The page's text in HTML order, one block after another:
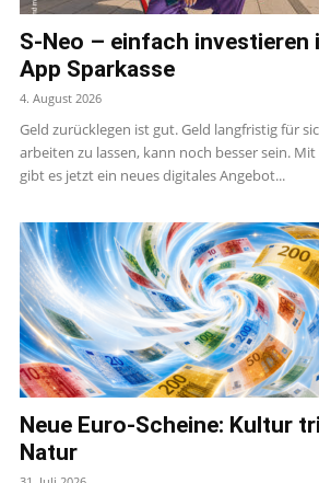
S-Neo – einfach investieren
App Sparkasse
4. August 2026
Geld zurücklegen ist gut. Geld langfristig für
arbeiten zu lassen, kann noch besser sein. Mit
gibt es jetzt ein neues digitales Angebot...
Neue Euro-Scheine: Kultur
Natur